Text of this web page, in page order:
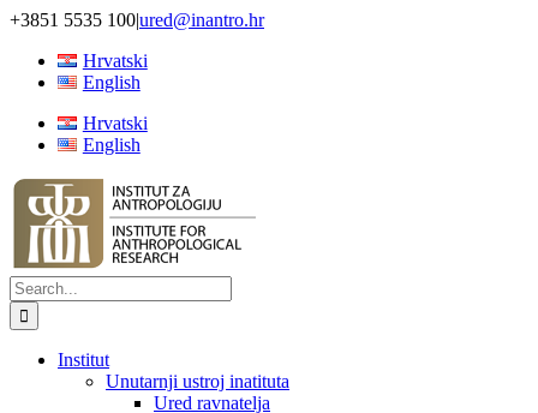
Skip
content
+3851 5535 100|ured@inantro.hr
Hrvatski
English
Hrvatski
English
Search
for:
Institut
Unutarnji ustroj inatituta
Ured ravnatelja